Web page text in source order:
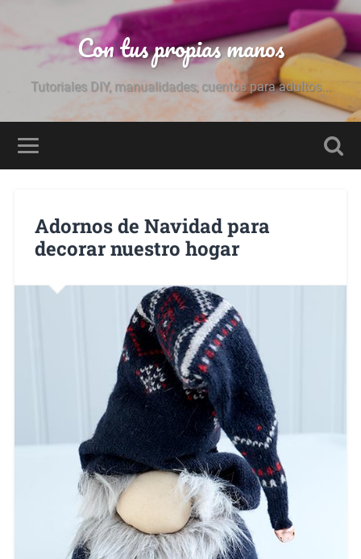
Con tus propias manos
Tutoriales DIY, manualidades, cuentos para adultos...
Adornos de Navidad para
decorar nuestro hogar